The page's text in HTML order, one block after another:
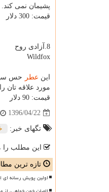
پشیمان نمی كند.
قیمت: 300 دلار
8.آزادی روح
Wildfox
این عطر
حس
مورد علاقه تان
قیمت: 90 دلار
1396/04/22
تگهای خبر:
این مطلب را
تازه ترین
اولین پویش رسانه ای